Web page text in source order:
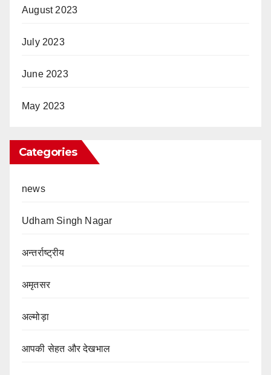
August 2023
July 2023
June 2023
May 2023
Categories
news
Udham Singh Nagar
अन्तर्राष्ट्रीय
अमृतसर
अल्मोड़ा
आपकी सेहत और देखभाल